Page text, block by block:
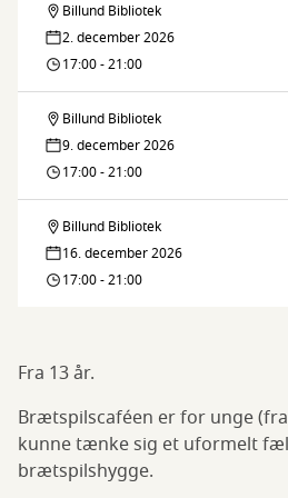
Bibliotek
Brætspilscafé
på
Bibliotek
Billund Bibliotek
2. december 2026
17:00 - 21:00
Brætspilscafé
på
Bibliotek
Billund Bibliotek
9. december 2026
17:00 - 21:00
Brætspilscafé
på
Bibliotek
Billund Bibliotek
16. december 2026
17:00 - 21:00
Fra 13 år.
Brætspilscaféen er for unge
kunne tænke sig et uformelt
brætspilshygge.